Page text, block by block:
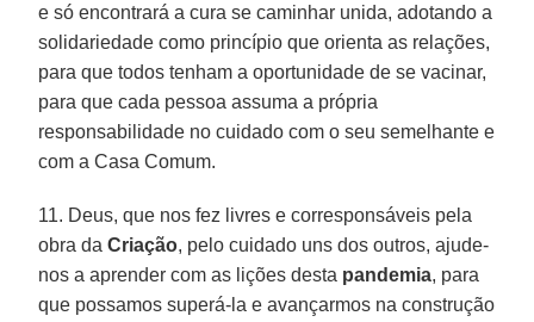
e só encontrará a cura se caminhar unida, adotando a
solidariedade como princípio que orienta as relações,
para que todos tenham a oportunidade de se vacinar,
para que cada pessoa assuma a própria
responsabilidade no cuidado com o seu semelhante e
com a Casa Comum.
11. Deus, que nos fez livres e corresponsáveis pela
obra daCriação, pelo cuidado uns dos outros, ajude-
nos a aprender com as lições desta pandemia, para
que possamos superá-la e avançarmos na construção